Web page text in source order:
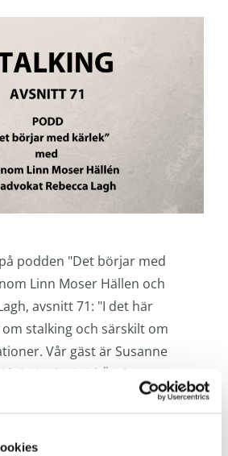
på podden "Det börjar med
Linn Moser Hällen och
avsnitt 71: "I det här
stalking och särskilt om
Vår gäst är Susanne
kriminologi vid Örebro
Strand berättar bland annat